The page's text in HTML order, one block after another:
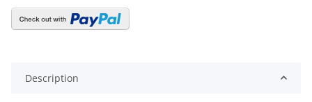
Description